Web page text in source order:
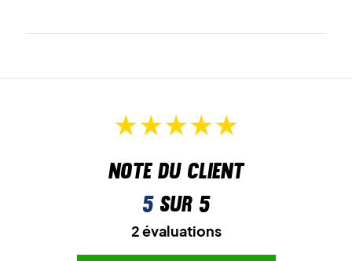
Note du client
5sur 5
2 évaluations